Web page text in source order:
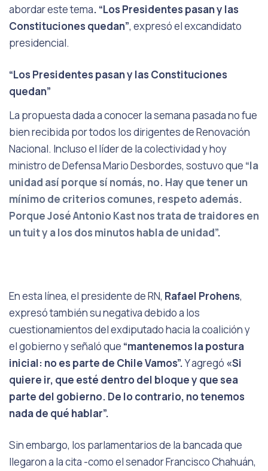
abordar este tema. “Los Presidentes pasan y las
Constituciones quedan”, expresó el excandidato
presidencial.
“Los Presidentes pasan y las Constituciones
quedan”
La propuesta dada a conocer la semana pasada no fue
bien recibida por todos los dirigentes de Renovación
Nacional. Incluso el líder de la colectividad y hoy
ministro de Defensa Mario Desbordes, sostuvo que “la
unidad así porque sí nomás, no. Hay que tener un
mínimo de criterios comunes, respeto además.
Porque José Antonio Kast nos trata de traidores en
un tuit y a los dos minutos habla de unidad”.
En esta línea, el presidente de RN, Rafael Prohens,
expresó también su negativa debido a los
cuestionamientos del exdiputado hacia la coalición y
el gobierno y señaló que “mantenemos la postura
inicial: no es parte de Chile Vamos”.Y agregó «Si
quiere ir, que esté dentro del bloque y que sea
parte del gobierno. De lo contrario, no tenemos
nada de qué hablar”.
Sin embargo, los parlamentarios de la bancada que
llegaron a la cita -como el senador Francisco Chahuán,